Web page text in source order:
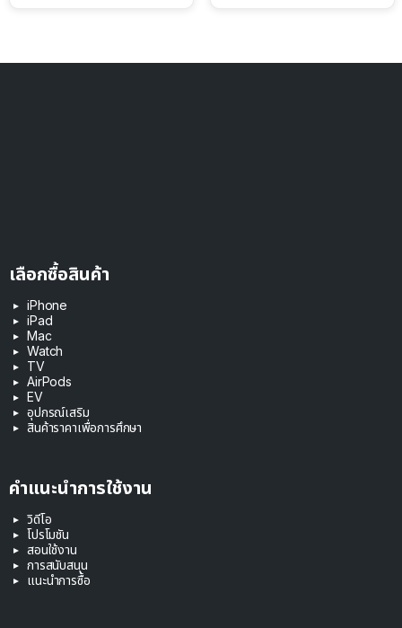
เลือกซื้อสินค้า
iPhone
iPad
Mac
Watch
TV
AirPods
EV
อุปกรณ์เสริม
สินค้าราคาเพื่อการศึกษา
คำแนะนำการใช้งาน
วิดีโอ
โปรโมชัน
สอนใช้งาน
การสนับสนุน
แนะนำการซื้อ